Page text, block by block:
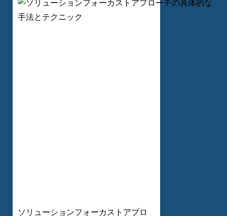
ソリューションフォーカストアプロ